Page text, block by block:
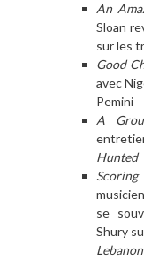
An
Sloan
sur les
Good
avec
Pemini
A
Hunted
se
Shury
Lebanon